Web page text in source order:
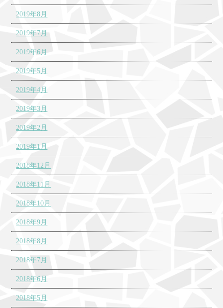
2019年8月
2019年7月
2019年6月
2019年5月
2019年4月
2019年3月
2019年2月
2019年1月
2018年12月
2018年11月
2018年10月
2018年9月
2018年8月
2018年7月
2018年6月
2018年5月